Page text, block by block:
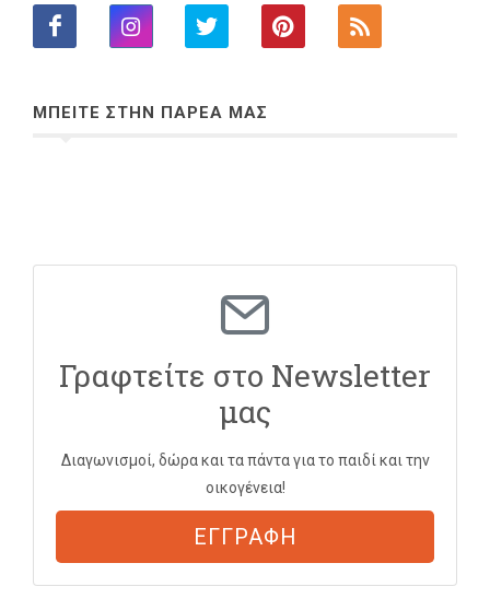
ΜΠΕΙΤΕ ΣΤΗΝ ΠΑΡΕΑ ΜΑΣ
Γραφτείτε στο Newsletter
μας
Διαγωνισμοί, δώρα και τα πάντα για το παιδί και την
οικογένεια!
ΕΓΓΡΑΦΗ